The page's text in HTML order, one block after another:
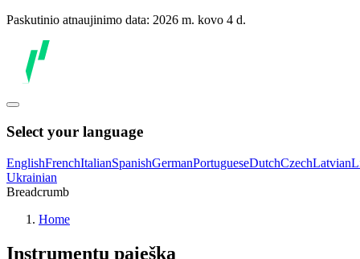
Paskutinio atnaujinimo data: 2026 m. kovo 4 d.
Select your language
EnglishFrenchItalianSpanishGermanPortugueseDutchCzechLatvian
Ukrainian
Breadcrumb
Home
Instrumentų paieška